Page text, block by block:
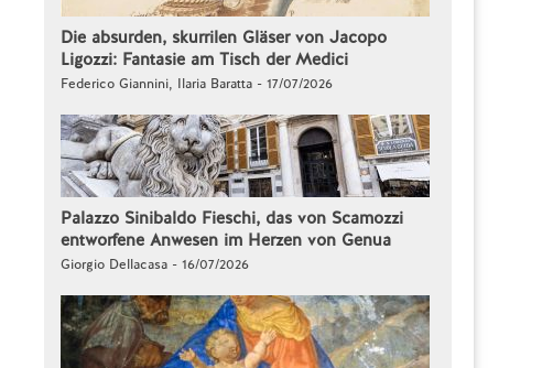
Die absurden, skurrilen Gläser von Jacopo
Ligozzi: Fantasie am Tisch der Medici
Federico Giannini, Ilaria Baratta - 17/07/2026
Palazzo Sinibaldo Fieschi, das von Scamozzi
entworfene Anwesen im Herzen von Genua
Giorgio Dellacasa - 16/07/2026